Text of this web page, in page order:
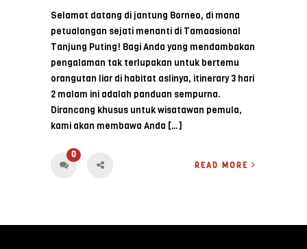
Selamat datang di jantung Borneo, di mana
petualangan sejati menanti di Tamaasional
Tanjung Puting! Bagi Anda yang mendambakan
pengalaman tak terlupakan untuk bertemu
orangutan liar di habitat aslinya, itinerary 3 hari
2 malam ini adalah panduan sempurna.
Dirancang khusus untuk wisatawan pemula,
kami akan membawa Anda […]
0
READ MORE